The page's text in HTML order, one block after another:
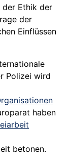
der Ethik der
der
Einflüssen
Polizei wird
haben
betonen.